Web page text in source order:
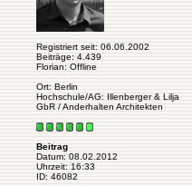
Registriert seit: 06.06.2002
Beiträge: 4.439
Florian: Offline
Ort: Berlin
Hochschule/AG: Illenberger & Lilja
GbR / Anderhalten Architekten
Beitrag
Datum: 08.02.2012
Uhrzeit: 16:33
ID: 46082